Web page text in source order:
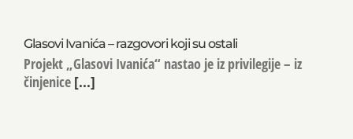
Glasovi Ivanića – razgovori koji su ostali
Projekt „Glasovi Ivanića“ nastao je iz privilegije – iz
činjenice [...]